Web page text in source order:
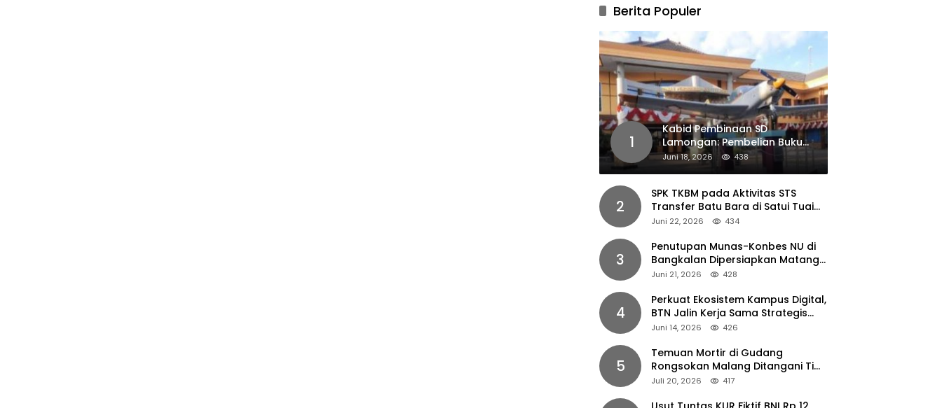
Berita Populer
1
Kabid Pembinaan SD
Lamongan: Pembelian Buku
Pendamping Tidak Boleh
Dipaksakan
Juni 18, 2026 438
2
SPK TKBM pada Aktivitas STS
Transfer Batu Bara di Satui Tuai
Sorotan
Juni 22, 2026 434
3
Penutupan Munas-Konbes NU di
Bangkalan Dipersiapkan Matang,
Gus Ipul Turun Tangan
Juni 21, 2026 428
4
Perkuat Ekosistem Kampus Digital,
BTN Jalin Kerja Sama Strategis
dengan UNAIR
Juni 14, 2026 426
5
Temuan Mortir di Gudang
Rongsokan Malang Ditangani Tim
Gegana Polda Jatim
Juli 20, 2026 417